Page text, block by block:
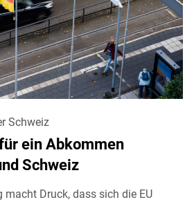
Schweiz
ein Abkommen
Schweiz
macht Druck, dass sich die EU